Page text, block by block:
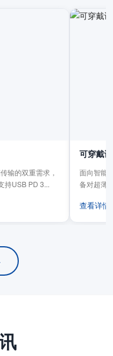
输的双重需求，
持USB PD 3...
可穿戴
面向智能
备对超薄
查看详